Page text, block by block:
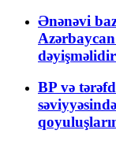
Ənənəvi
dəyişməlidir
BP və